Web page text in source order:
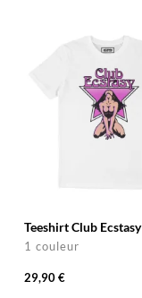
Teeshirt Club Ecstasy
1 couleur
29,90 €